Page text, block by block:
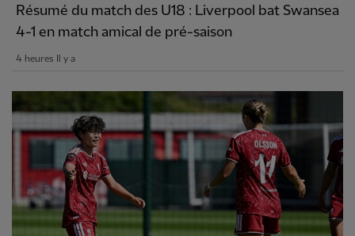
Résumé du match des U18 : Liverpool bat Swansea
4-1 en match amical de pré-saison
4 heures Il y a